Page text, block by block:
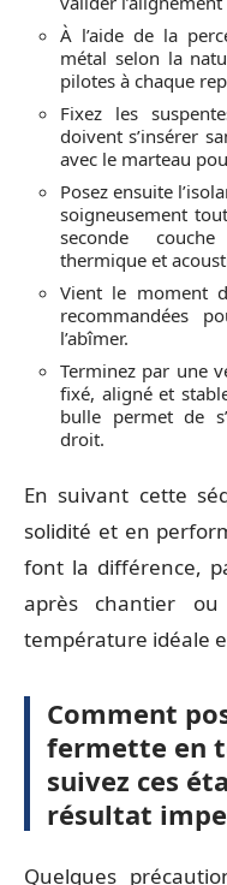
À l’aide de la
métal selon la
pilotes à chaque
Fixez les
doivent s’insérer
avec le marteau
Posez ensuite
soigneusement
seconde
thermique et
Vient le moment
recommandées
l’abîmer.
Terminez par une
fixé, aligné et
bulle permet de
droit.
En suivant cette
solidité et en
font la différence,
après chantier
température idéale
Comment
fermette en
suivez ces
résultat
Quelques